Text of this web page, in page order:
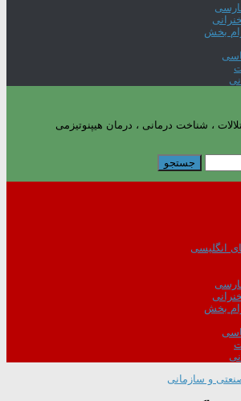
بخش
، شناخت درمانی ، درمان هیپنوتیزمی
انگلیسی
بخش
و سازمانی